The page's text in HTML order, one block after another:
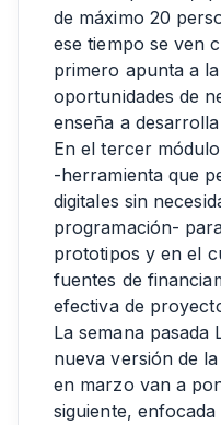
de máximo 20
ese tiempo se ven
primero apunta a
oportunidades de
enseña a
En el tercer
-herramienta que
digitales sin
programación-
prototipos y en el
fuentes de
efectiva de
La semana
nueva versión de
en marzo van a
siguiente,